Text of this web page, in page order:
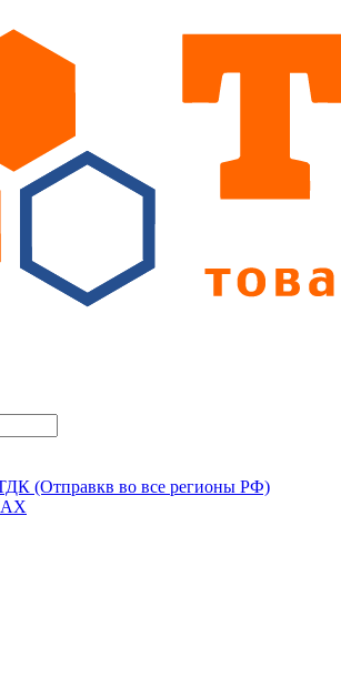
(Отправкв во все регионы РФ)